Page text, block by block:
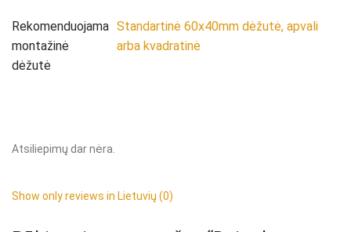
Rekomenduojama
montažinė
dėžutė
Standartinė 60x40mm dėžutė, apvali
arba kvadratinė
Atsiliepimų dar nėra.
Show only reviews in Lietuvių (0)